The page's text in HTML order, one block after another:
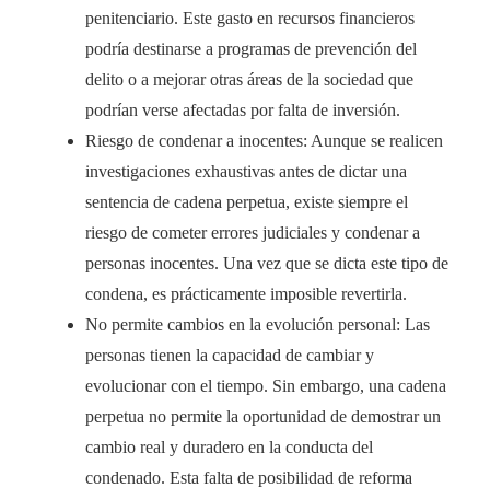
penitenciario. Este gasto en recursos financieros
podría destinarse a programas de prevención del
delito o a mejorar otras áreas de la sociedad que
podrían verse afectadas por falta de inversión.
Riesgo de condenar a inocentes: Aunque se realicen
investigaciones exhaustivas antes de dictar una
sentencia de cadena perpetua, existe siempre el
riesgo de cometer errores judiciales y condenar a
personas inocentes. Una vez que se dicta este tipo de
condena, es prácticamente imposible revertirla.
No permite cambios en la evolución personal: Las
personas tienen la capacidad de cambiar y
evolucionar con el tiempo. Sin embargo, una cadena
perpetua no permite la oportunidad de demostrar un
cambio real y duradero en la conducta del
condenado. Esta falta de posibilidad de reforma